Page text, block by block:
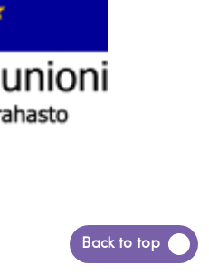
Back to top
Siirry
takaisin